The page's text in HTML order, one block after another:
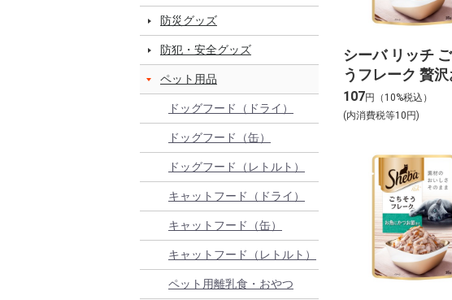
防災グッズ
防犯・安全グッズ
ペット用品
ドッグフード（ドライ）
ドッグフード（缶）
ドッグフード（レトルト）
キャットフード（ドライ）
キャットフード（缶）
キャットフード（レトルト）
ペット用離乳食・おやつ
シーバ リッチ
うフレーク 贅
ミックス まぐろ
い入り 35g
107円（10%税込）
(内消費税等10円)